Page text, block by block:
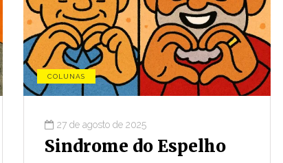
COLUNAS
27 de agosto de 2025
Sindrome do Espelho